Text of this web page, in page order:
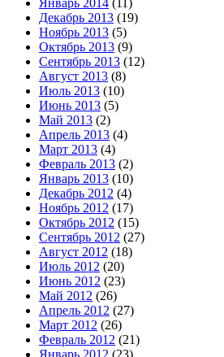
Декабрь 2013 (19)
Ноябрь 2013 (5)
Октябрь 2013 (9)
Сентябрь 2013 (12)
Август 2013 (8)
Июль 2013 (10)
Июнь 2013 (5)
Май 2013 (2)
Апрель 2013 (4)
Март 2013 (4)
Февраль 2013 (2)
Январь 2013 (10)
Декабрь 2012 (4)
Ноябрь 2012 (17)
Октябрь 2012 (15)
Сентябрь 2012 (27)
Август 2012 (18)
Июль 2012 (20)
Июнь 2012 (23)
Май 2012 (26)
Апрель 2012 (27)
Март 2012 (26)
Февраль 2012 (21)
Январь 2012 (23)